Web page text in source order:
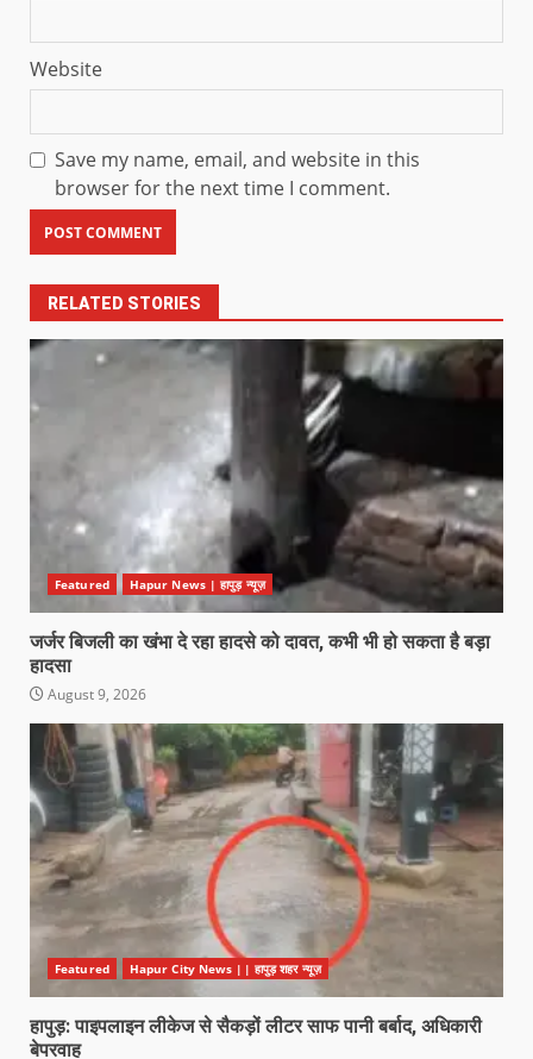
Website
Save my name, email, and website in this
browser for the next time I comment.
RELATED STORIES
Featured Hapur News | हापुड़ न्यूज़
जर्जर बिजली का खंभा दे रहा हादसे को दावत, कभी भी हो सकता है बड़ा
हादसा
August 9, 2026
Featured Hapur City News || हापुड़ शहर न्यूज़
हापुड़: पाइपलाइन लीकेज से सैकड़ों लीटर साफ पानी बर्बाद, अधिकारी
बेपरवाह